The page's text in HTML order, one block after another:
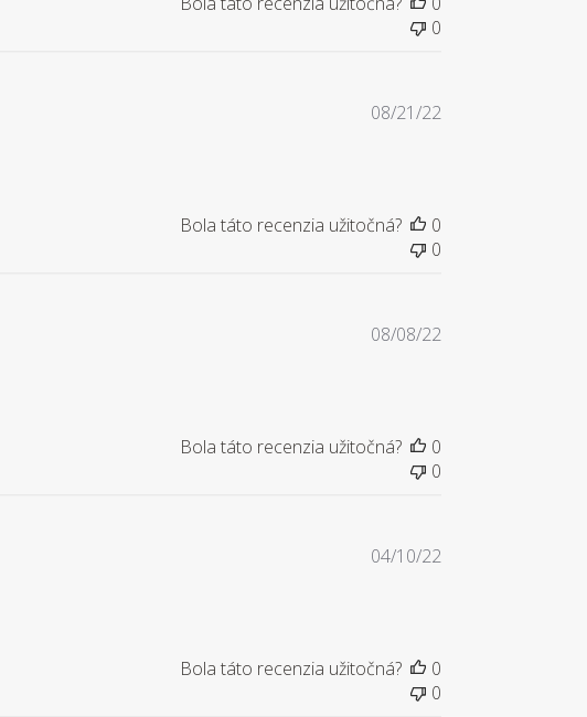
0
08/21/22
Bola táto recenzia užitočná?
0
0
08/08/22
Bola táto recenzia užitočná?
0
0
04/10/22
Bola táto recenzia užitočná?
0
0